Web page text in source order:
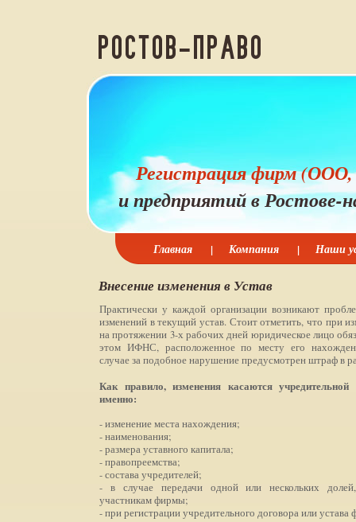
Регистрация фирм
и предприятий в Ростове-
Главная | Компания | Наши
Внесение изменения в Устав
Практически у каждой организации возникают
изменений в текущий устав. Стоит отметить, что при
на протяжении 3-х рабочих дней юридическое лицо
этом ИФНС, расположенное по месту его
случае за подобное нарушение предусмотрен штраф в
Как правило, изменения касаются учредительной
именно:
- изменение места нахождения;
- наименования;
- размера уставного капитала;
- правопреемства;
- состава учредителей;
- в случае передачи одной или нескольких
участникам фирмы;
- при регистрации учредительного договора или устава